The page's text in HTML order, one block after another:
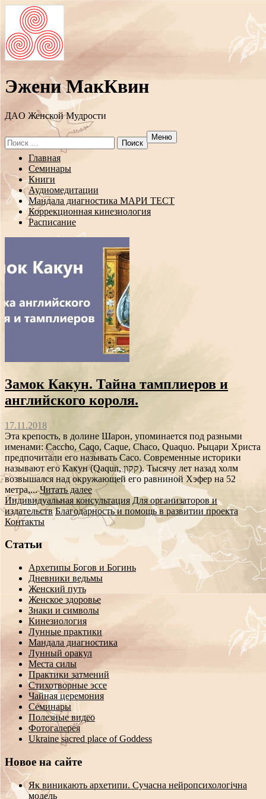
Эжени МакКвин
ДAO Женской Мудрости
Search
for:
Меню
Перейти
содержанию
Главная
Семинары
Книги
Аудиомедитации
Мандала диагностика МАРИ ТЕСТ
Коррекционная кинезиология
Расписание
Замок Какун. Тайна тамплиеров и
английского короля.
17.11.2018
Эта крепость, в долине Шарон, упоминается под разными
именами: Caccho, Caqo, Caque, Chaco, Quaquo. Рыцари Христа
предпочитали его называть Caco. Современные историки
называют его Какун (Qaqun, קקון). Тысячу лет назад холм
возвышался над окружающей его равниной Хэфер на 52
метра,...Читать далее
Индивидуальная консультация Для организаторов и
издательств Благодарность и помощь в развитии проекта
Контакты
Статьи
Архетипы Богов и Богинь
Дневники ведьмы
Женский путь
Женское здоровье
Знаки и символы
Кинезиология
Лунные практики
Мандала диагностика
Лунный оракул
Места силы
Практики затмений
Стихотворные эссе
Чайная церемония
Семинары
Полезные видео
Фотогалерея
Ukraine sacred place of Goddess
Новое на сайте
Як виникають архетипи. Сучасна нейропсихологічна
модель